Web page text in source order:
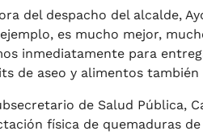
del despacho del alcalde,
es mucho mejor,
inmediatamente para
de aseo y alimentos también
de Salud Pública,
física de quemaduras